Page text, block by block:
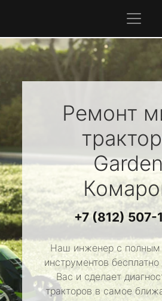
Ремонт
+7 (812) 507-
Наш инженер с полным
инструментов
Вас и сделает
тракторов в самое